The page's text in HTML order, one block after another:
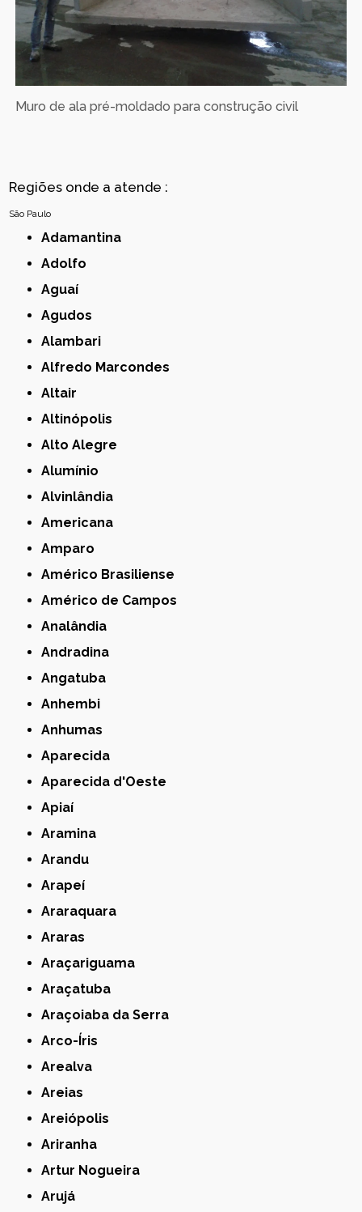
Muro de ala pré-moldado para construção civil
Regiões onde a atende :
São Paulo
Adamantina
Adolfo
Aguaí
Agudos
Alambari
Alfredo Marcondes
Altair
Altinópolis
Alto Alegre
Alumínio
Alvinlândia
Americana
Amparo
Américo Brasiliense
Américo de Campos
Analândia
Andradina
Angatuba
Anhembi
Anhumas
Aparecida
Aparecida d'Oeste
Apiaí
Aramina
Arandu
Arapeí
Araraquara
Araras
Araçariguama
Araçatuba
Araçoiaba da Serra
Arco-Íris
Arealva
Areias
Areiópolis
Ariranha
Artur Nogueira
Arujá